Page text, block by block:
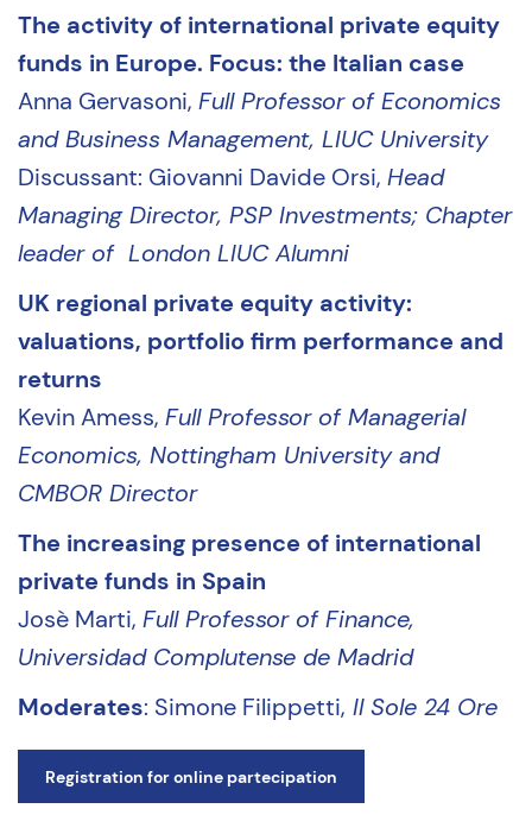
The activity of international private equity
funds in Europe. Focus: the Italian case
Anna Gervasoni, Full Professor of Economics
and Business Management, LIUC University
Discussant: Giovanni Davide Orsi, Head
Managing Director, PSP Investments; Chapter
leader of London LIUC Alumni
UK regional private equity activity:
valuations, portfolio firm performance and
returns
Kevin Amess, Full Professor of Managerial
Economics, Nottingham University and
CMBOR Director
The increasing presence of international
private funds in Spain
Josè Marti, Full Professor of Finance,
Universidad Complutense de Madrid
Moderates: Simone Filippetti, Il Sole 24 Ore
Registration for online partecipation